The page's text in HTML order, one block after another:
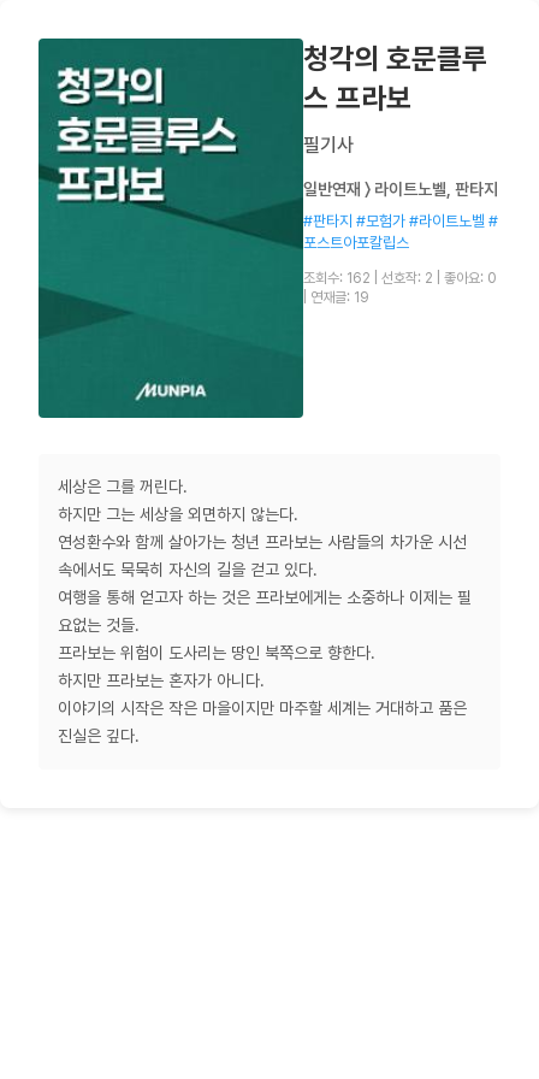
청각의 호문클루
스 프라보
필기사
일반연재 〉 라이트노벨, 판타지
#판타지 #모험가 #라이트노벨 #
포스트아포칼립스
조회수: 162 선호작: 2
좋아요: 0
연재글: 19
세상은 그를 꺼린다.
하지만 그는 세상을 외면하지 않는다.
연성환수와 함께 살아가는 청년 프라보는 사람들의 차가운 시선
속에서도 묵묵히 자신의 길을 걷고 있다.
여행을 통해 얻고자 하는 것은 프라보에게는 소중하나 이제는 필
요없는 것들.
프라보는 위험이 도사리는 땅인 북쪽으로 향한다.
하지만 프라보는 혼자가 아니다.
이야기의 시작은 작은 마을이지만 마주할 세계는 거대하고 품은
진실은 깊다.